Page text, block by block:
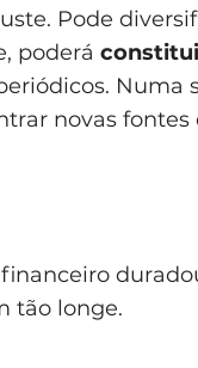
Pode
poderá
Numa
novas fontes
tão longe.